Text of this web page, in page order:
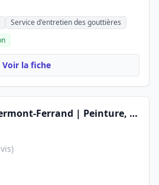
Service d'entretien des gouttières
Voir la fiche
MEJAN RÉNOV - Clermont-Ferrand | Peinture, Couverture et Maçonnerie.